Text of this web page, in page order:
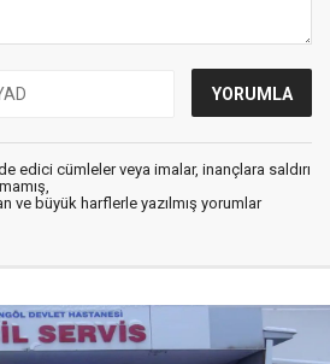
edici cümleler veya imalar, inançlara saldırı
ve büyük harflerle yazılmış yorumlar